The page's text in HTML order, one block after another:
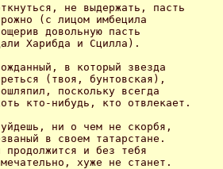
не выдержать, пасть
(с лицом имбецила
довольную пасть
Харибда и Сцилла).
в который звезда
(твоя, бунтовская),
поскольку всегда
кто-нибудь, кто отвлекает.
ни о чем не скорбя,
в своем татарстане.
и без тебя
хуже не станет.